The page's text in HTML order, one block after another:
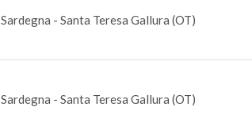
Sardegna - Santa Teresa Gallura (OT)
Sardegna - Santa Teresa Gallura (OT)